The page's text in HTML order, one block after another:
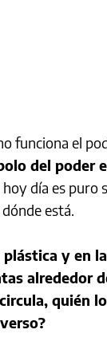
funciona el
del poder
hoy día es puro
está.
plástica y en
alrededor
quién